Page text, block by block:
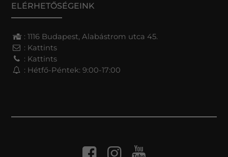
ELÉRHETŐSÉGEINK
: 1116 Budapest, Alabástrom utca 45.
: Kattints
: Kattints
: Hétfő-Péntek: 9:00-17:00